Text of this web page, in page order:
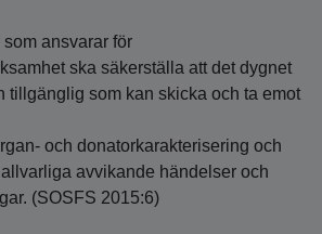
ansvarar för
ska säkerställa att det dygnet
tillgänglig som kan skicka och ta emot
och donatorkarakterisering och
avvikande händelser och
(SOSFS 2015:6)